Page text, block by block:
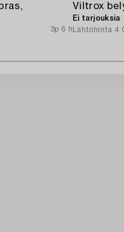
3p 6 h
Viltrox
Ei tarjouksia
Lähtöhinta 4